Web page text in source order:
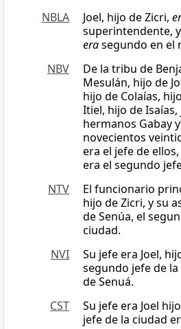
NBLA
Joel, hijo de Zicri,
superintendente,
erasegundo en el
NBV
De la tribu de
Mesulán, hijo de
hijo de Colaías,
Itiel, hijo de
hermanos Gabay
novecientos
era el jefe de
era el segundo
NTV
El funcionario
hijo de Zicri, y su
de Senúa, el
ciudad.
NVI
Su jefe era Joel,
segundo jefe de
de Senuá.
CST
Su jefe era Joel
jefe de la ciudad